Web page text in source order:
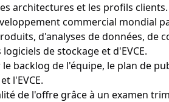
architectures et les profils clients.
commercial mondial
d'analyses de données, de
de stockage et d'EVCE.
backlog de l'équipe, le plan de
l'EVCE.
de l'offre grâce à un examen